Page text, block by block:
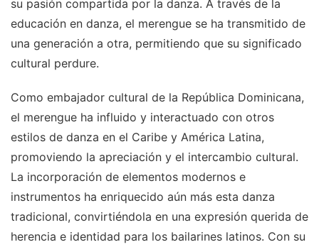
su pasión compartida por la danza. A través de la
educación en danza, el merengue se ha transmitido de
una generación a otra, permitiendo que su significado
cultural perdure.
Como embajador cultural de la República Dominicana,
el merengue ha influido y interactuado con otros
estilos de danza en el Caribe y América Latina,
promoviendo la apreciación y el intercambio cultural.
La incorporación de elementos modernos e
instrumentos ha enriquecido aún más esta danza
tradicional, convirtiéndola en una expresión querida de
herencia e identidad para los bailarines latinos. Con su